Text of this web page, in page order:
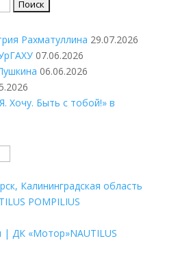
Рахматуллина 29.07.2026
07.06.2026
06.06.2026
Хочу. Быть с тобой!» в
Калининградская область
POMPILIUS
| ДК «Мотор»NAUTILUS